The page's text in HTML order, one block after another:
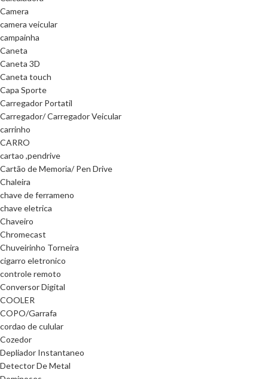
Camera
camera veicular
campainha
Caneta
Caneta 3D
Caneta touch
Capa Sporte
Carregador Portatil
Carregador/ Carregador Veicular
carrinho
CARRO
cartao ,pendrive
Cartão de Memoria/ Pen Drive
Chaleira
chave de ferrameno
chave eletrica
Chaveiro
Chromecast
Chuveirinho Torneira
cigarro eletronico
controle remoto
Conversor Digital
COOLER
COPO/Garrafa
cordao de culular
Cozedor
Depliador Instantaneo
Detector De Metal